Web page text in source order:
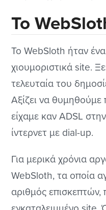
Το
Το WebSloth ήταν
χιουμοριστικά site.
τελευταία του
Αξίζει να
είχαμε καν ADSL
ίντερνετ με dial-up.
Για μερικά χρόνια
WebSloth, τα οποία
αριθμός επισκεπτών,